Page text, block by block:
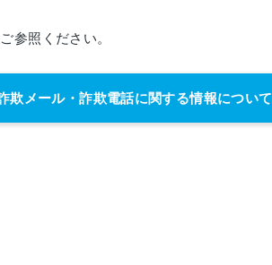
参照ください。
欺メール・詐欺電話に関する情報について